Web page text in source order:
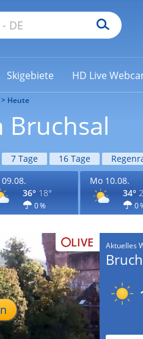
Skigebiete HD Live
Heute
Bruchsal
7 Tage 16 Tage
09.08.
36° 18°
0 %
Mo 10.08.
34°
0
LIVE Aktuelles